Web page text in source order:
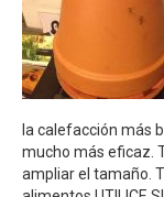
la calefacción más
mucho más eficaz.
ampliar el tamaño.